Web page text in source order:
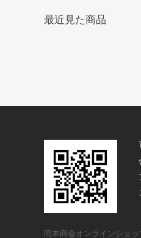
最近見た商品
岡本商会オンラインショ